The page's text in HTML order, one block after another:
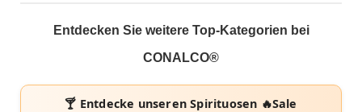
Entdecken Sie weitere Top-Kategorien bei
CONALCO®
🍸 Entdecke unserenSpirituosen 🔥Sale